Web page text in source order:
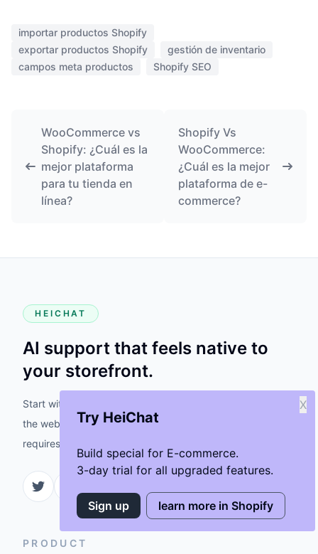
Try HeiChat
Build special for E-commerce.
3-day trial for all upgraded features.
X
Sign up learn more in Shopify
importar productos Shopify
exportar productos Shopify
gestión de inventario
campos meta productos
Shopify SEO
WooCommerce vs
Shopify: ¿Cuál es la
mejor plataforma
para tu tienda en
línea?
Shopify Vs
WooCommerce:
¿Cuál es la mejor
plataforma de e-
commerce?
HEICHAT
AI support that feels native to
your storefront.
Start with the Shopify app when possible, then fall back to
the website install only when your storefront stack
requires it.
PRODUCT